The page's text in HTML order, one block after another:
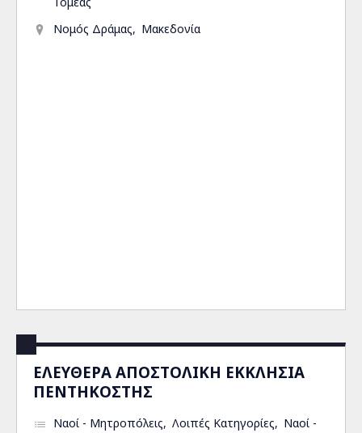
Νομός Δράμας
Μακεδονία
ΕΛΕΥΘΕΡΑ ΑΠΟΣΤΟΛΙΚΗ ΕΚΚΛΗΣΙΑ
ΠΕΝΤΗΚΟΣΤΗΣ
Ναοί - Μητροπόλεις Λοιπές Κατηγορίες
Ναοί -